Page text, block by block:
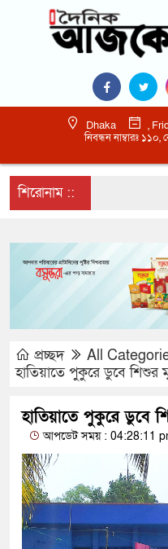
Dhaka
,
নিবন্ধন নাম্বারঃ ১১০,
শিরোনাম ::
প্রচ্ছদ All
হাতিয়াতে পুকুরে ডুবে শিশুর
হাতিয়াতে পুকুরে ডুবে
আপডেট সময় : 04:28:11